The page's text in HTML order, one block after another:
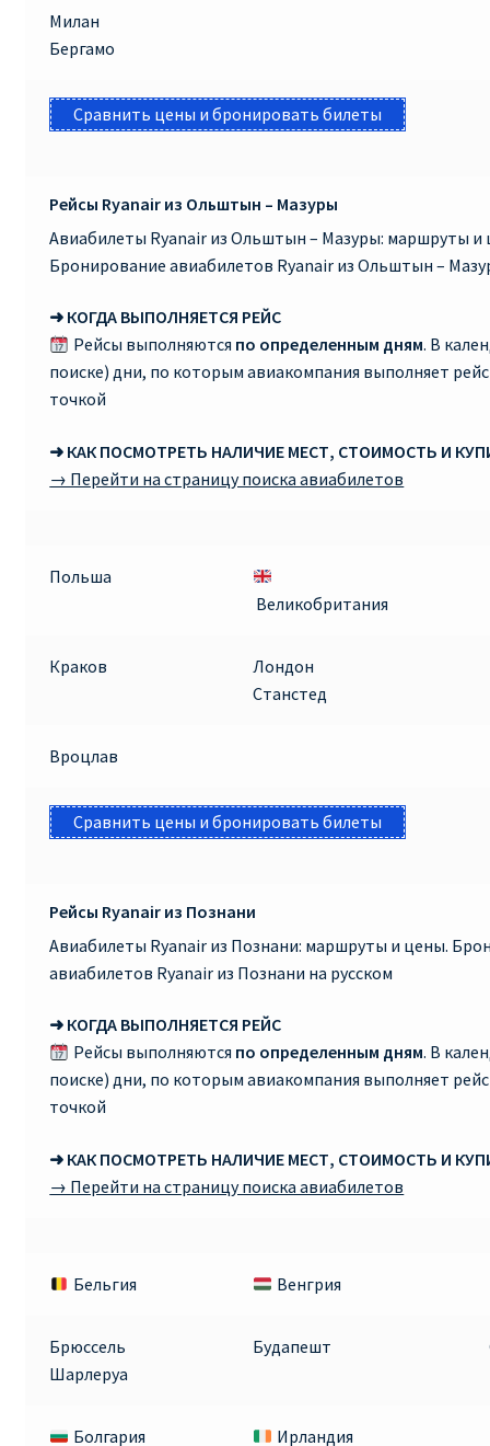
Милан
Бергамо
Сравнить цены и бронировать билеты
Рейсы Ryanair из Ольштын – Мазуры
Авиабилеты Ryanair из Ольштын – Мазуры: маршруты и
Бронирование авиабилетов Ryanair из Ольштын –
➜ КОГДА ВЫПОЛНЯЕТСЯ РЕЙС
Рейсы выполняются по определенным дням. В
поиске) дни, по которым авиакомпания выполняет
точкой
➜ КАК ПОСМОТРЕТЬ НАЛИЧИЕ МЕСТ, СТОИМОСТЬ И
→ Перейти на страницу поиска авиабилетов
Польша
Великобритания
Краков
Лондон
Станстед
Вроцлав
Сравнить цены и бронировать билеты
Рейсы Ryanair из Познани
Авиабилеты Ryanair из Познани: маршруты и цены.
авиабилетов Ryanair из Познани на русском
➜ КОГДА ВЫПОЛНЯЕТСЯ РЕЙС
Рейсы выполняются по определенным дням. В
поиске) дни, по которым авиакомпания выполняет
точкой
➜ КАК ПОСМОТРЕТЬ НАЛИЧИЕ МЕСТ, СТОИМОСТЬ И
→ Перейти на страницу поиска авиабилетов
Бельгия Венгрия
Брюссель
Шарлеруа
Будапешт
Болгария Ирландия